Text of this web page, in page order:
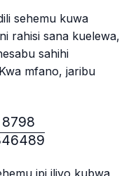
sehemu kuwa
rahisi sana kuelewa,
sahihi
mfano, jaribu
\
8798